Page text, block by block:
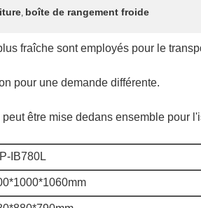
, boîte de rangement froide
fraîche sont employés pour le
pour une demande différente.
être mise dedans ensemble pour
IB780L